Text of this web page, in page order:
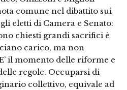
comune nel dibattito sui
eletti di Camera e Senato:
chiesti grandi sacrifici è
carico, ma non
il momento delle riforme e
regole. Occuparsi di
collettivo, equivale ad